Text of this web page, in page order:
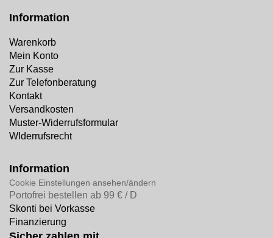
Information
Warenkorb
Mein Konto
Zur Kasse
Zur Telefonberatung
Kontakt
Versandkosten
Muster-Widerrufsformular
WIderrufsrecht
Information
Cookie Einstellungen ansehen/ändern
Portofrei bestellen ab 99 € / D
Skonti bei Vorkasse
Finanzierung